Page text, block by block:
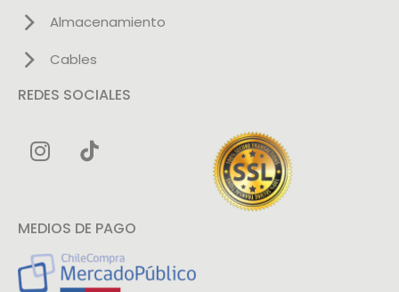
Almacenamiento
Cables
REDES SOCIALES
MEDIOS DE PAGO